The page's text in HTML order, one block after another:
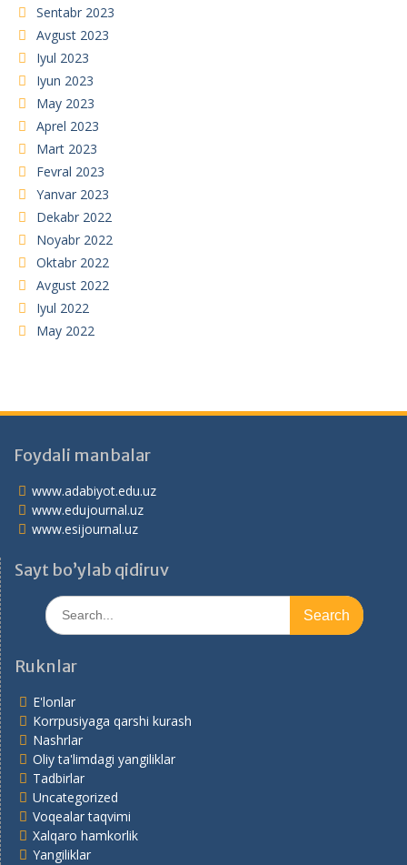
Sentabr 2023
Avgust 2023
Iyul 2023
Iyun 2023
May 2023
Aprel 2023
Mart 2023
Fevral 2023
Yanvar 2023
Dekabr 2022
Noyabr 2022
Oktabr 2022
Avgust 2022
Iyul 2022
May 2022
Foydali manbalar
www.adabiyot.edu.uz
www.edujournal.uz
www.esijournal.uz
Sayt bo’ylab qidiruv
Search
for:
Ruknlar
E'lonlar
Korrpusiyaga qarshi kurash
Nashrlar
Oliy ta'limdagi yangiliklar
Tadbirlar
Uncategorized
Voqealar taqvimi
Xalqaro hamkorlik
Yangiliklar